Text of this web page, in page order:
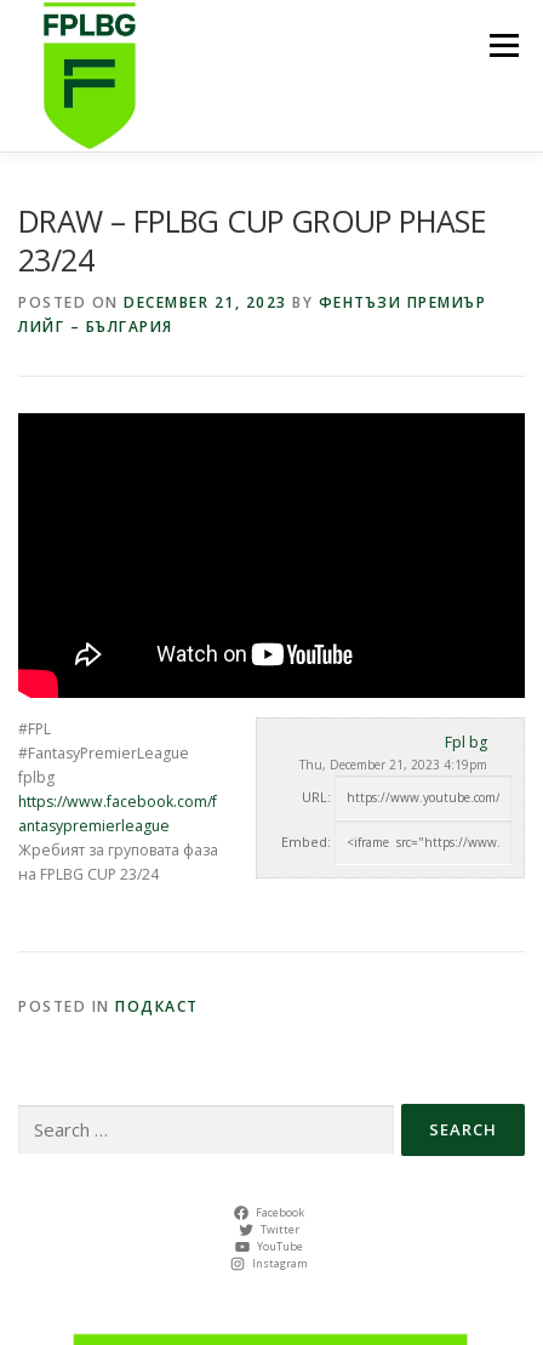
Menu
DRAW – FPLBG CUP GROUP PHASE
23/24
POSTED ON DECEMBER 21, 2023 BY ФЕНТЪЗИ ПРЕМИЪР
ЛИЙГ – БЪЛГАРИЯ
Fpl bg
Thu, December 21, 2023 4:19pm
URL:
Embed:
#FPL
#FantasyPremierLeague
fplbg
https://www.facebook.com/f
antasypremierleague
Жребият за груповата фаза
на FPLBG CUP 23/24
POSTED IN ПОДКАСТ
for:
Facebook
Twitter
YouTube
Instagram